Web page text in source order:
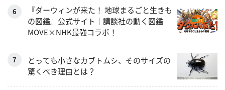
『ダーウィンが来た！ 地球まるごと生きも
の図鑑』公式サイト｜講談社の動く図鑑
MOVE×NHK最強コラボ！
とっても小さなカブトムシ、そのサイズの
驚くべき理由とは？